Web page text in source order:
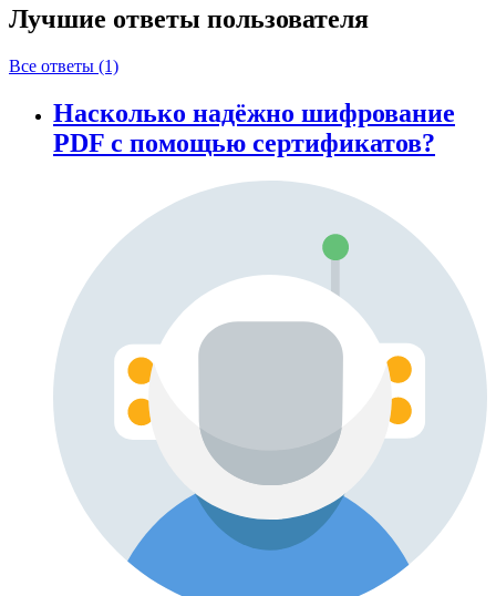
Лучшие ответы пользователя
Все ответы (1)
Насколько надёжно шифрование
PDF с помощью сертификатов?